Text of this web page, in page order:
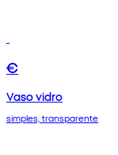
€
Vaso vidro
simples, transparente